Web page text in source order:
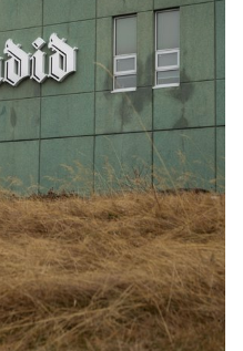
Jóhannesson er